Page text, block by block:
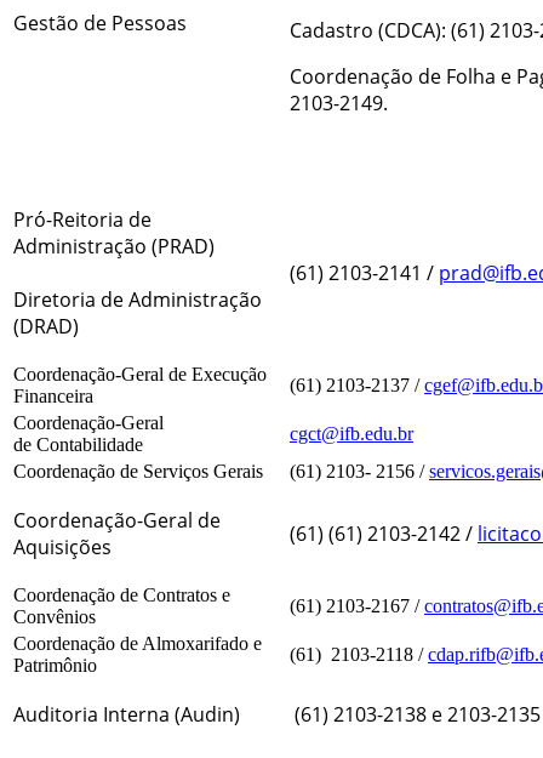
Gestão de Pessoas
Cadastro (CDCA): (61)
Coordenação de Folha e
2103-2149.
Pró-Reitoria de
Administração (PRAD)
Diretoria de Administração
(DRAD)
(61) 2103-2141 /
Coordenação-Geral de Execução
Financeira
(61) 2103-2137 /
Coordenação-Geral
de Contabilidade
cgct@ifb.edu.br
Coordenação de Serviços Gerais
(61) 2103- 2156 /
Coordenação-Geral de
Aquisições
(61) (61) 2103-2142 /
Coordenação de Contratos e
Convênios
(61) 2103-2167 /
Coordenação de Almoxarifado e
Patrimônio
(61) 2103-2118 /
Auditoria Interna (Audin) (61) 2103-2138 e 2103-2135